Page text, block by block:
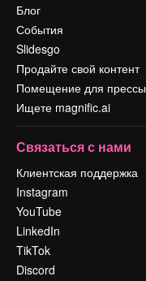
Блог
События
Slidesgo
Продайте свой контент
Помещение для прессы
Ищете magnific.ai
Связаться с нами
Клиентская поддержка
Instagram
YouTube
LinkedIn
TikTok
Discord